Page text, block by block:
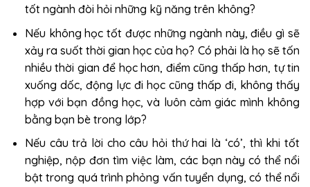
tốt ngành đòi hỏi những kỹ năng trên không?
Nếu không học tốt được những ngành này, điều gì sẽ
xảy ra suốt thời gian học của họ? Có phải là họ sẽ tốn
nhiều thời gian để học hơn, điểm cũng thấp hơn, tự tin
xuống dốc, động lực đi học cũng thấp đi, không thấy
hợp với bạn đồng học, và luôn cảm giác mình không
bằng bạn bè trong lớp?
Nếu câu trả lời cho câu hỏi thứ hai là ‘có’, thì khi tốt
nghiệp, nộp đơn tìm việc làm, các bạn này có thể nổi
bật trong quá trình phỏng vấn tuyển dụng, có thể nổi